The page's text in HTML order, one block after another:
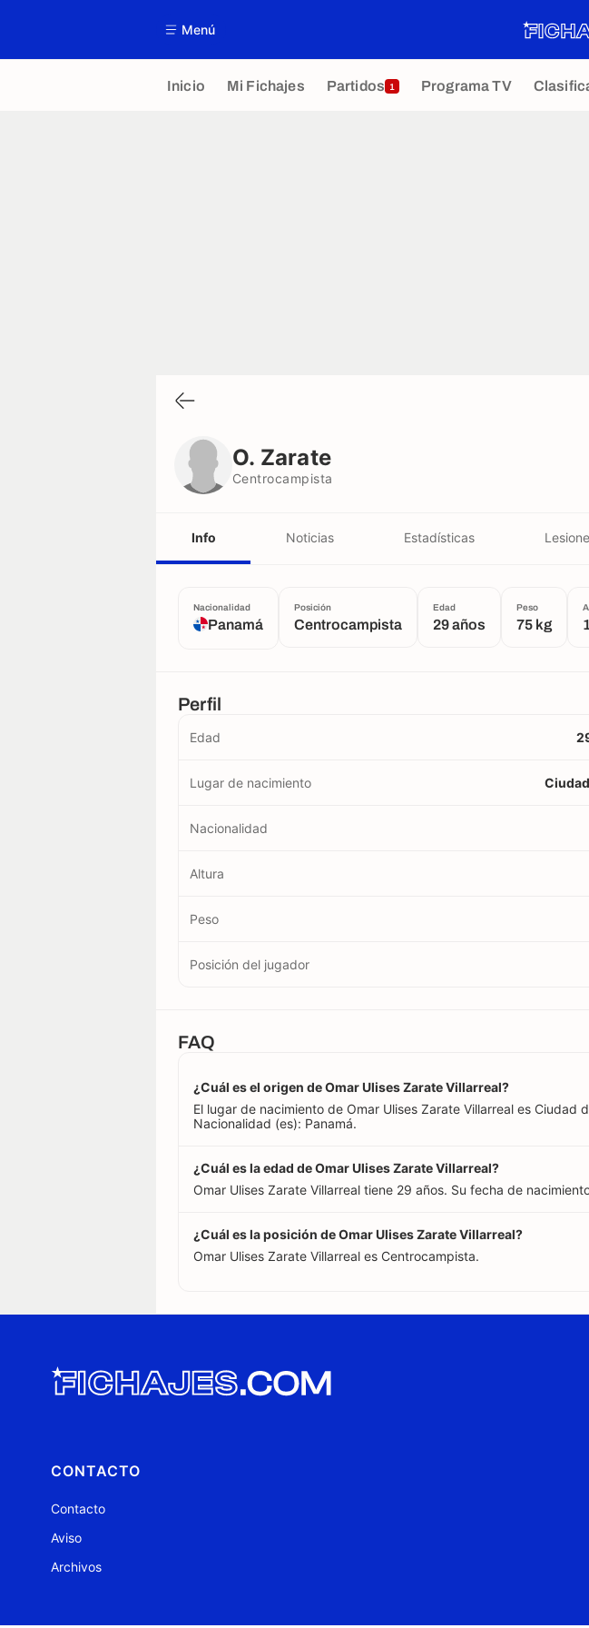
Menú
Inicio Mi Fichajes Partidos 1 Programa TV
O. Zarate
Centrocampista
Info Noticias Estadísticas
Nacionalidad
Panamá
Posición
Centrocampista
Edad
29 años
Peso
75 kg
Perfil
Edad
Lugar de nacimiento
Nacionalidad
Altura
Peso
Posición del jugador
FAQ
¿Cuál es el origen de Omar Ulises Zarate Villarreal?
El lugar de nacimiento de Omar Ulises Zarate Villarreal es Ciudad
Nacionalidad (es): Panamá.
¿Cuál es la edad de Omar Ulises Zarate Villarreal?
Omar Ulises Zarate Villarreal tiene 29 años. Su fecha de
¿Cuál es la posición de Omar Ulises Zarate Villarreal?
Omar Ulises Zarate Villarreal es Centrocampista.
CONTACTO
Contacto
Aviso
Archivos